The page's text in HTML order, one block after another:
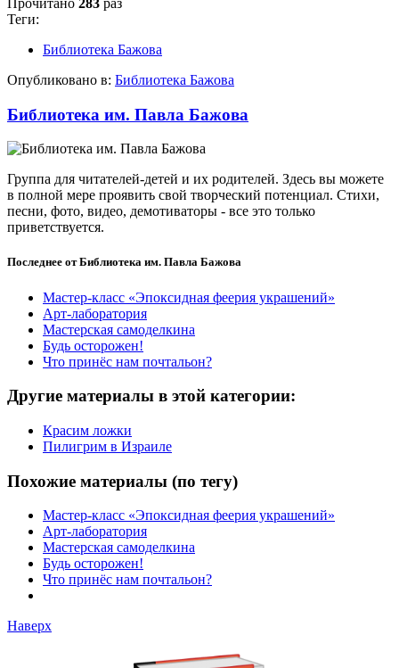
Теги:
Библиотека Бажова
Опубликовано в: Библиотека Бажова
Библиотека им. Павла Бажова
Группа для читателей-детей и их родителей. Здесь вы можете
в полной мере проявить свой творческий потенциал. Стихи,
песни, фото, видео, демотиваторы - все это только
приветствуется.
Последнее от Библиотека им. Павла Бажова
Мастер-класс «Эпоксидная феерия украшений»
Арт-лаборатория
Мастерская самоделкина
Будь осторожен!
Что принёс нам почтальон?
Другие материалы в этой категории:
Красим ложки
Пилигрим в Израиле
Похожие материалы (по тегу)
Мастер-класс «Эпоксидная феерия украшений»
Арт-лаборатория
Мастерская самоделкина
Будь осторожен!
Что принёс нам почтальон?
Наверх